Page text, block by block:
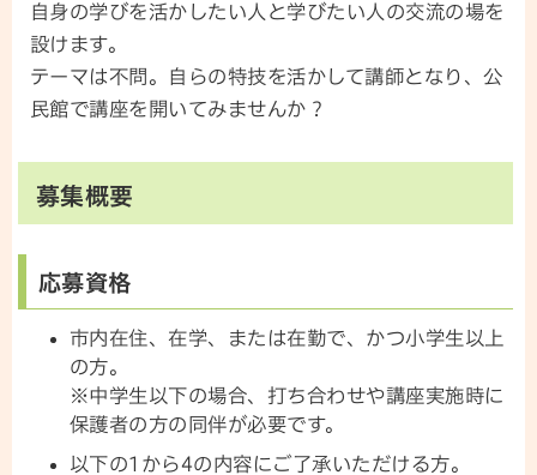
自身の学びを活かしたい人と学びたい人の交流の場を
設けます。
テーマは不問。自らの特技を活かして講師となり、公
民館で講座を開いてみませんか？
募集概要
応募資格
市内在住、在学、または在勤で、かつ小学生以上
の方。
※中学生以下の場合、打ち合わせや講座実施時に
保護者の方の同伴が必要です。
以下の1から4の内容にご了承いただける方。